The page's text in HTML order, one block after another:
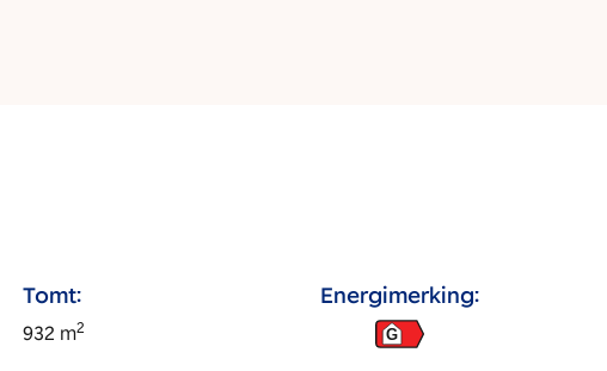
Tomt:
932 m2
Energimerking:
G